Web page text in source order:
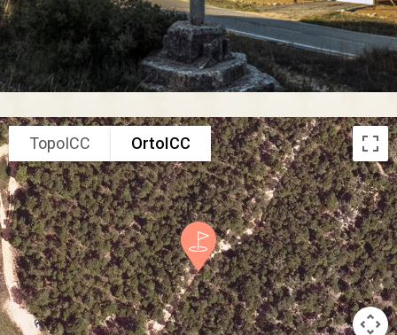
TopoICC OrtoICC